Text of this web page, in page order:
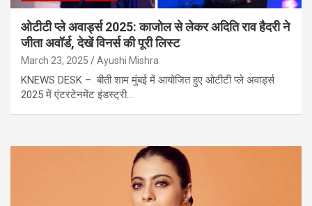
ओटीटी प्ले अवार्ड्स 2025: काजोल से लेकर अदिति राव हैदरी ने
जीता अवॉर्ड, देखें विनर्स की पूरी लिस्ट
March 23, 2025 Ayushi Mishra
KNEWS DESK – बीती शाम मुंबई में आयोजित हुए ओटीटी प्ले अवार्ड्स
2025 में एंटरटेनमेंट इंडस्ट्री…